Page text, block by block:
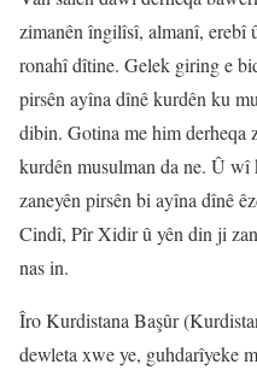
zimanên îngilîsî, almanî, erebî
ronahî dîtine. Gelek giring e
pirsên ayîna dînê kurdên ku
dibin. Gotina me him derheqa
kurdên musulman da ne. Û wî
zaneyên pirsên bi ayîna dînê
Cindî, Pîr Xidir û yên din ji
nas in.
Îro Kurdistana Başûr
dewleta xwe ye, guhdarîyeke